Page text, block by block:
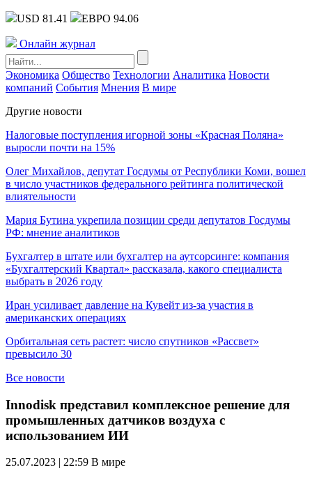
USD 81.41 ЕВРО 94.06
Онлайн журнал
Экономика Общество Технологии Аналитика Новости
компаний События Мнения В мире
Другие новости
Налоговые поступления игорной зоны «Красная Поляна»
выросли почти на 15%
Олег Михайлов, депутат Госдумы от Республики Коми, вошел
в число участников федерального рейтинга политической
влиятельности
Мария Бутина укрепила позиции среди депутатов Госдумы
РФ: мнение аналитиков
Бухгалтер в штате или бухгалтер на аутсорсинге: компания
«Бухгалтерский Квартал» рассказала, какого специалиста
выбрать в 2026 году
Иран усиливает давление на Кувейт из-за участия в
американских операциях
Орбитальная сеть растет: число спутников «Рассвет»
превысило 30
Все новости
Innodisk представил комплексное решение для
промышленных датчиков воздуха с
использованием ИИ
25.07.2023 | 22:59 В мире